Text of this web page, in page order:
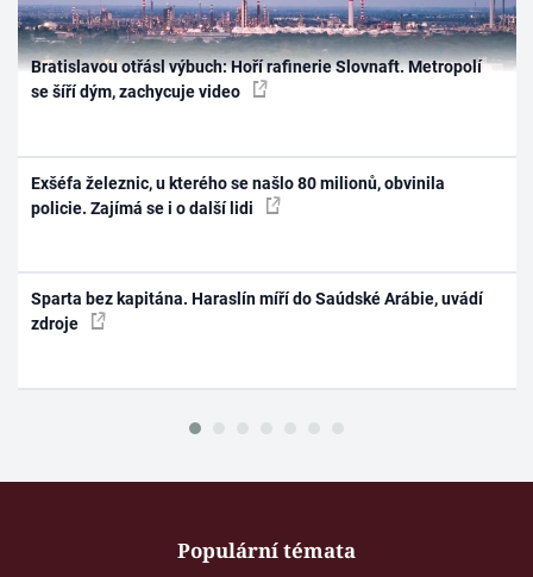
Bratislavou otřásl výbuch: Hoří rafinerie Slovnaft. Metropolí
se šíří dým, zachycuje video
Exšéfa železnic, u kterého se našlo 80 milionů, obvinila
policie. Zajímá se i o další lidi
Sparta bez kapitána. Haraslín míří do Saúdské Arábie, uvádí
zdroje
Populární témata